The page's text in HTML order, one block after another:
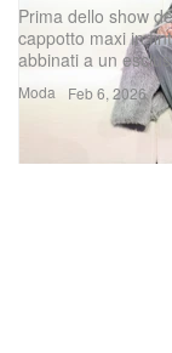
Moda
Prima dello show
cappotto maxi in
abbinati a un
Feb 6, 2026